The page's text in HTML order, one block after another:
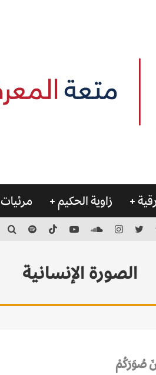
زاوية الحكيم مرئيات
الصورة الإنسانية
صُوَرَكُمْ